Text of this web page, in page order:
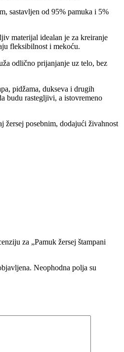
sastavljen od 95% pamuka i 5%
materijal idealan je za kreiranje
fleksibilnost i mekoću.
odlično prijanjanje uz telo, bez
pidžama, dukseva i drugih
budu rastegljivi, a istovremeno
žersej posebnim, dodajući živahnost
za „Pamuk žersej štampani
Neophodna polja su